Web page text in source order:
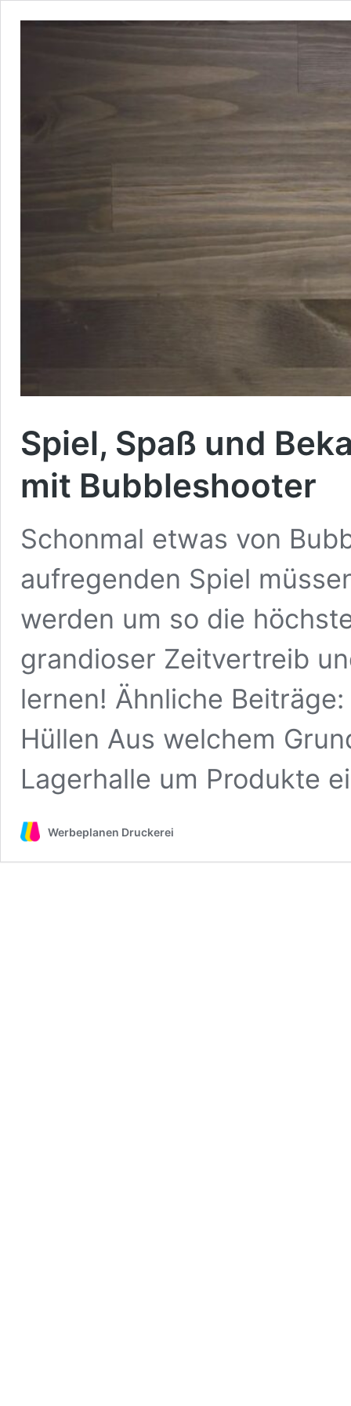
Spiel, Spaß und
mit Bubbleshooter
Schonmal etwas von
aufregenden Spiel
werden um so die
grandioser Zeitvertreib
lernen! Ähnliche
Hüllen Aus welchem
Lagerhalle um Produkte
Werbeplanen Druckerei